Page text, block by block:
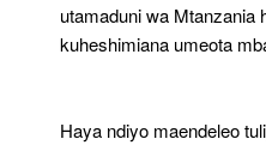
utamaduni wa Mtanzania
kuheshimiana umeota
Haya ndiyo maendeleo